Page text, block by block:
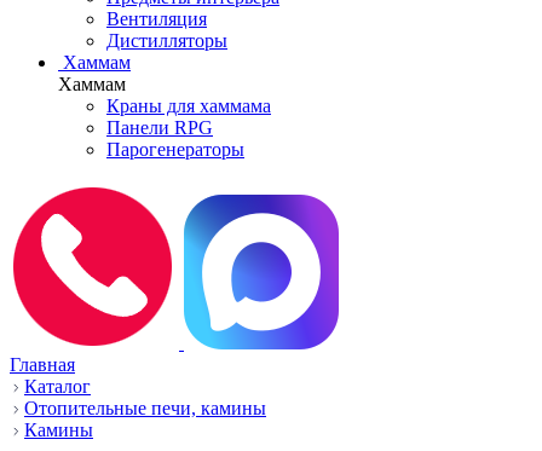
Вентиляция
Дистилляторы
Хаммам
Хаммам
Краны для хаммама
Панели RPG
Парогенераторы
Главная
Каталог
Отопительные печи, камины
Камины